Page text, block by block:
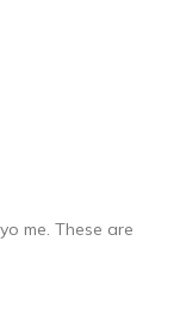
me. These are